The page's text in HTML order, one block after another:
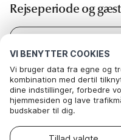
VI BENYTTER COOKIES
Vi bruger data fra egne og
kombination med dertil
dine indstillinger, forbedre
hjemmesiden og lave
budskaber til dig.
hvilke af vores valgfrie
sydøst har huset ingen
det rige dyreliv af
og solnedgange. Udlejes
Rejseperiode og
Gæster
valgte datoer. Prøv